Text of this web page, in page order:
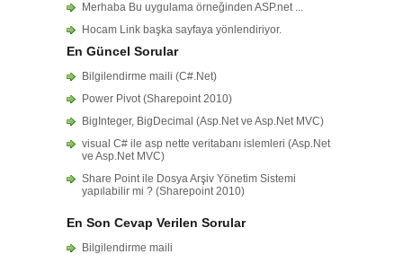
Merhaba Bu uygulama örneğinden ASP.net ...
Hocam Link başka sayfaya yönlendiriyor.
En Güncel Sorular
Bilgilendirme maili (C#.Net)
Power Pivot (Sharepoint 2010)
BigInteger, BigDecimal (Asp.Net ve Asp.Net MVC)
visual C# ile asp nette veritabanı islemleri (Asp.Net
ve Asp.Net MVC)
Share Point ile Dosya Arşiv Yönetim Sistemi
yapılabilir mi ? (Sharepoint 2010)
En Son Cevap Verilen Sorular
Bilgilendirme maili